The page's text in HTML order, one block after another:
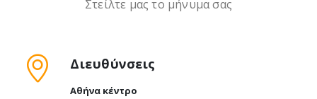
Στείλτε μας το μήνυμα σας
Διευθύνσεις
Αθήνα κέντρο